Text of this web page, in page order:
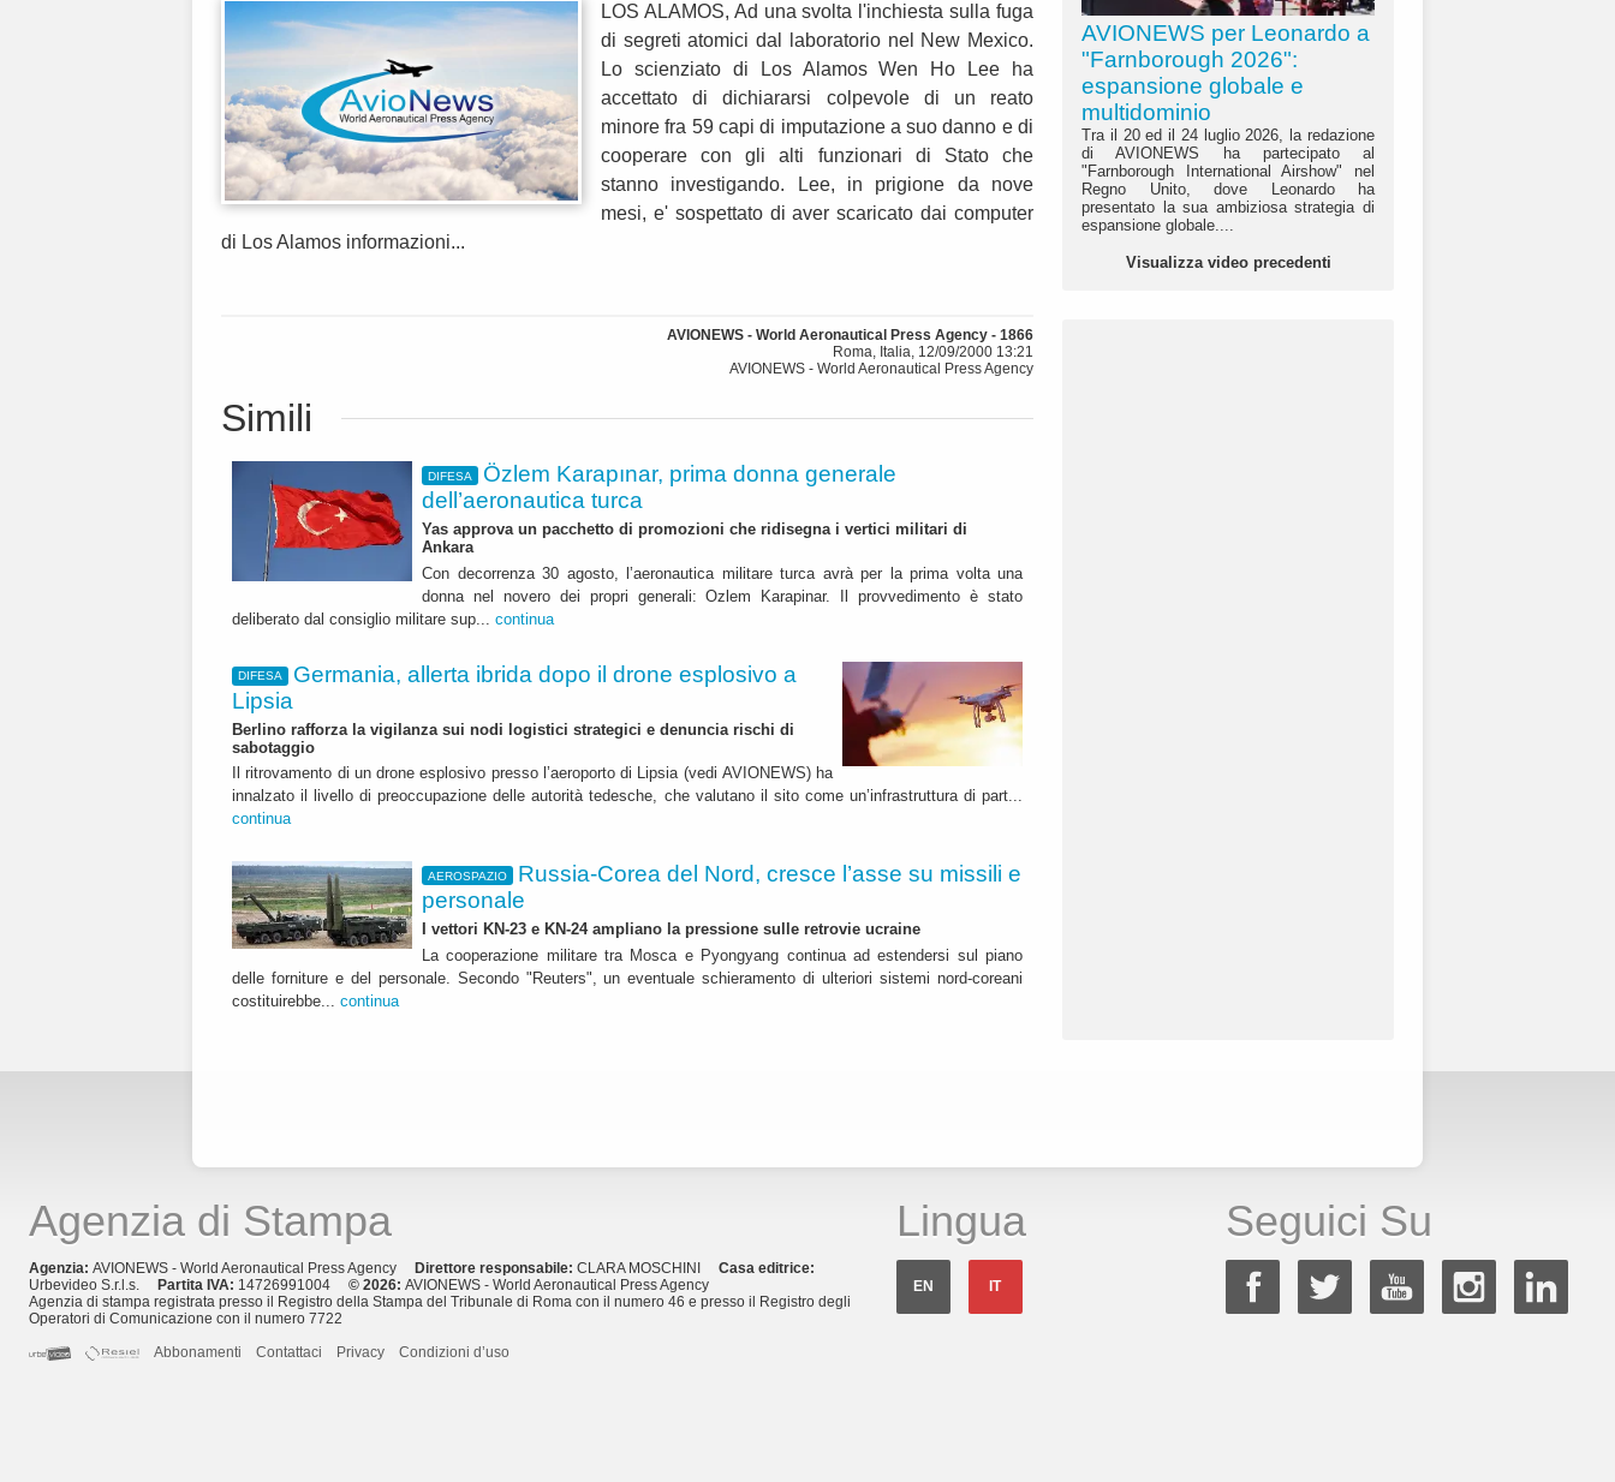
LOS ALAMOS, Ad una svolta l'inchiesta sulla fuga
di segreti atomici dal laboratorio nel New Mexico.
Lo scienziato di Los Alamos Wen Ho Lee ha
accettato di dichiararsi colpevole di un reato
minore fra 59 capi di imputazione a suo danno e di
cooperare con gli alti funzionari di Stato che
stanno investigando. Lee, in prigione da nove
mesi, e' sospettato di aver scaricato dai computer
di Los Alamos informazioni...
AVIONEWS - World Aeronautical Press Agency - 1866
Roma, Italia, 12/09/2000 13:21
AVIONEWS - World Aeronautical Press Agency
Simili
DIFESA
Özlem Karapınar, prima donna generale
dell’aeronautica turca
Yas approva un pacchetto di promozioni che ridisegna i vertici militari di
Ankara
Con decorrenza 30 agosto, l’aeronautica militare turca avrà per la prima volta una
donna nel novero dei propri generali: Ozlem Karapinar. Il provvedimento è stato
deliberato dal consiglio militare sup... continua
DIFESA
Germania, allerta ibrida dopo il drone esplosivo a
Lipsia
Berlino rafforza la vigilanza sui nodi logistici strategici e denuncia rischi di
sabotaggio
Il ritrovamento di un drone esplosivo presso l’aeroporto di Lipsia (vedi AVIONEWS) ha
innalzato il livello di preoccupazione delle autorità tedesche, che valutano il sito come un’infrastruttura di part...
continua
AEROSPAZIO
Russia-Corea del Nord, cresce l’asse su missili e
personale
I vettori KN-23 e KN-24 ampliano la pressione sulle retrovie ucraine
La cooperazione militare tra Mosca e Pyongyang continua ad estendersi sul piano
delle forniture e del personale. Secondo "Reuters", un eventuale schieramento di ulteriori sistemi nord-coreani
costituirebbe... continua
AVIONEWS per Leonardo a
"Farnborough 2026":
espansione globale e
multidominio
Tra il 20 ed il 24 luglio 2026, la redazione
di AVIONEWS ha partecipato al
"Farnborough International Airshow" nel
Regno Unito, dove Leonardo ha
presentato la sua ambiziosa strategia di
espansione globale....
Visualizza video precedenti
Agenzia di Stampa
Agenzia: AVIONEWS - World Aeronautical Press Agency Direttore responsabile: CLARA MOSCHINI Casa editrice:
Urbevideo S.r.l.s. Partita IVA: 14726991004 © 2026: AVIONEWS - World Aeronautical Press Agency
Agenzia di stampa registrata presso il Registro della Stampa del Tribunale di Roma con il numero 46 e presso il Registro degli
Operatori di Comunicazione con il numero 7722
Abbonamenti
Contattaci Privacy Condizioni d’uso
Lingua
EN IT
Seguici Su